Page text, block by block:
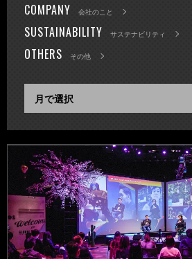
COMPANY 会社のこと
SUSTAINABILITY サステナビリティ
OTHERS その他